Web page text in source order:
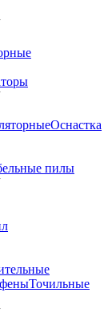
Оснастка
пилы
Точильные